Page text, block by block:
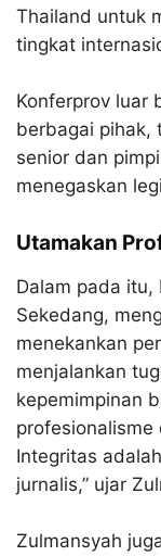
Thailand untuk
tingkat
Konferprov luar
berbagai pihak,
senior dan
menegaskan
Utamakan
Dalam pada itu,
Sekedang,
menekankan
menjalankan
kepemimpinan
Integritas
jurnalis,” ujar
Zulmansyah